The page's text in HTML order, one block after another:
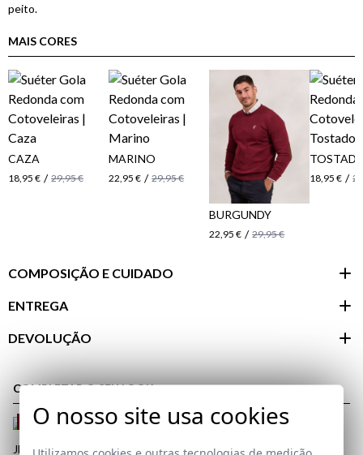
peito.
MAIS CORES
CAZA
18,95 € / 29,95 €
MARINO
22,95 € / 29,95 €
BURGUNDY
22,95 € / 29,95 €
18,95 € /
COMPOSIÇÃO E CUIDADO
ENTREGA
DEVOLUÇÃO
cliente
COMPLETAR O SEU LOOK
REMATE de REBAJAS
JEANS REGULAR | OSCURO ​SAPATO CAÑA
O nosso site usa cookies